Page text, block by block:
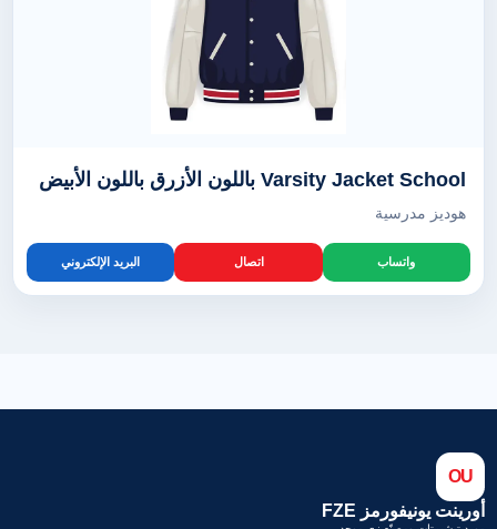
Varsity Jacket School باللون الأزرق باللون الأبيض
هوديز مدرسية
واتساب اتصال البريد الإلكتروني
OU
أورينت يونيفورمز FZE